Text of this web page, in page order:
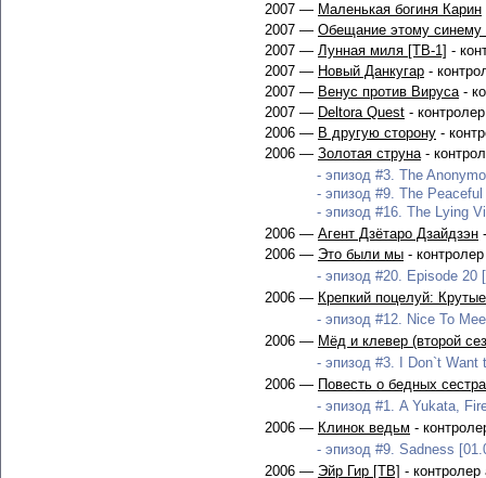
2007 — Маленькая богиня Карин
2007 — Обещание этому синему
2007 — Лунная миля [ТВ-1] -
2007 — Новый Данкугар -
2007 — Венус против Вируса-
2007 — Deltora Quest -
2006 — В другую сторону -
2006 — Золотая струна-
- эпизод #3. The
- эпизод #9. The
- эпизод #16. The Lying
2006 — Агент Дзётаро Дзайдзэн
2006 — Это были мы -
- эпизод #20. Episode 20
2006 — Крепкий поцелуй:
- эпизод #12. Nice To
2006 — Мёд и клевер (второй
- эпизод #3. I Don`t Want
2006 — Повесть о бедных
- эпизод #1. A Yukata,
2006 — Клинок ведьм -
- эпизод #9. Sadness
2006 — Эйр Гир [ТВ] -